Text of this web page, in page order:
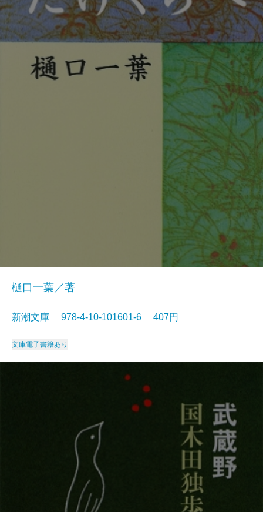
樋口一葉／著
新潮文庫 978-4-10-101601-6 407円
文庫電子書籍あり